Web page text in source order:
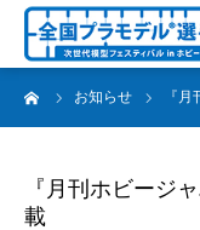
お知らせ 『
『月刊ホビージ
載
トップページ